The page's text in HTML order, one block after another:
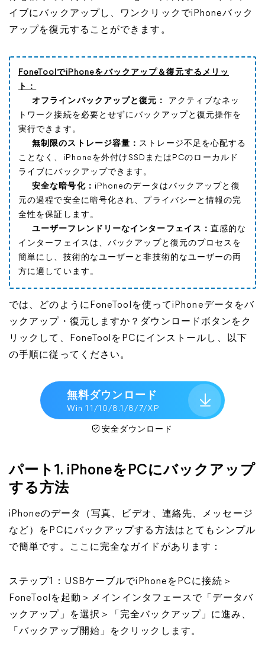
イブにバックアップし、ワンクリックでiPhoneバック
アップを復元することができます。
FoneToolでiPhoneをバックアップ＆復元するメリッ
ト：
オフラインバックアップと復元：
アクティブなネッ
トワーク接続を必要とせずにバックアップと復元操作を
実行できます。
無制限のストレージ容量： ストレージ不足を心配する
ことなく、iPhoneを外付けSSDまたはPCのローカルド
ライブにバックアップできます。
安全な暗号化： iPhoneのデータはバックアップと復
元の過程で安全に暗号化され、プライバシーと情報の完
全性を保証します。
ユーザーフレンドリーなインターフェイス： 直感的な
インターフェイスは、バックアップと復元のプロセスを
簡単にし、技術的なユーザーと非技術的なユーザーの両
方に適しています。
では、どのようにFoneToolを使ってiPhoneデータをバ
ックアップ・復元しますか？ダウンロードボタンをク
リックして、FoneToolをPCにインストールし、以下
の手順に従ってください。
無料ダウンロード
Win 11/10/8.1/8/7/XP
安全ダウンロード
パート1. iPhoneをPCにバックアップ
する方法
iPhoneのデータ（写真、ビデオ、連絡先、メッセージ
など）をPCにバックアップする方法はとてもシンプル
で簡単です。ここに完全なガイドがあります：
ステップ1：USBケーブルでiPhoneをPCに接続＞
FoneToolを起動＞メインインタフェースで「データバ
ックアップ」を選択＞「完全バックアップ」に進み、
「バックアップ開始」をクリックします。